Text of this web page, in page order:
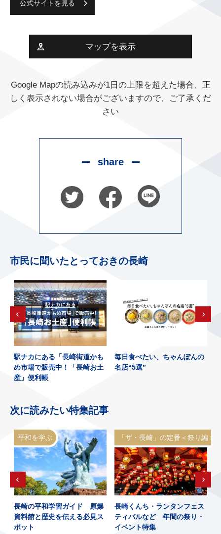
公式サイトを見る
マップを表示
Google Mapの読み込みが1日の上限を超えた場合、正
しく表示されない場合がございますので、ご了承くだ
さい
share
市民に聞いたとっておきの長崎
駅ナカにある「長崎街道かも
め市場で販売中！「長崎お土
産」便利帳
毎日食べたい、ちゃんぽんの
名店“5選”
次に読みたい特集記事
平和を学ぶ
長崎の平和学習ガイド 原爆
資料館と歴史を伝える必見ス
ポット
「ザ・長崎」の定番＜祭り編＞
長崎くんち・ランタンフェス
ティバルなど 年間の祭り・
イベント特集